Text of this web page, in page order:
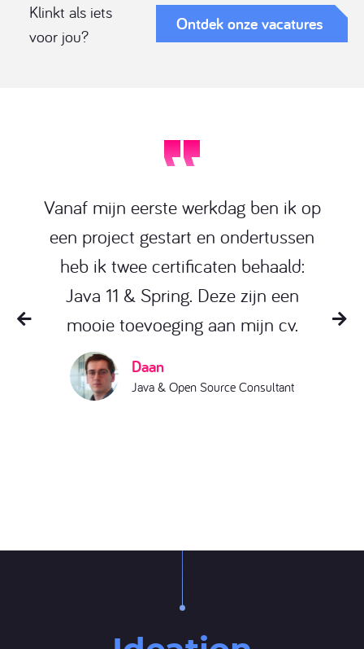
Klinkt als iets
voor jou?
Ontdek onze vacatures
Vanaf mijn eerste werkdag ben ik op
een project gestart en ondertussen
heb ik twee certificaten behaald:
Java 11 & Spring. Deze zijn een
mooie toevoeging aan mijn cv.
Daan
Java & Open Source Consultant